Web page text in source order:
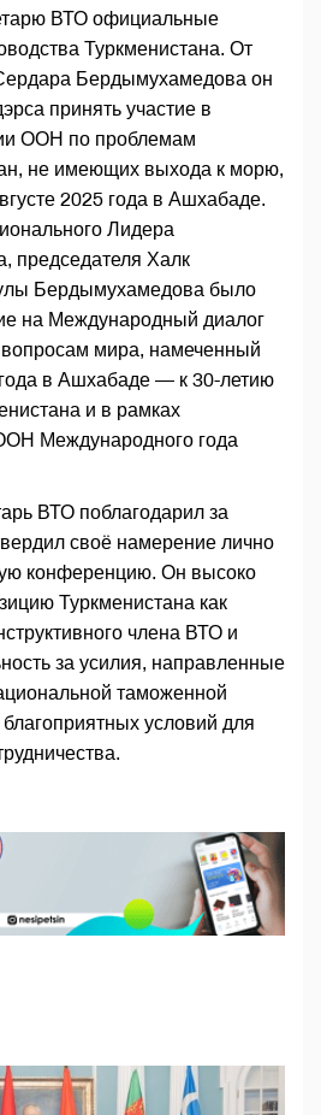
ВТО официальные
Туркменистана. От
Бердымухамедова он
принять участие в
ООН по проблемам
не имеющих выхода к морю,
2025 года в Ашхабаде.
Лидера
председателя Халк
Бердымухамедова было
на Международный диалог
мира, намеченный
в Ашхабаде — к 30-летию
и в рамках
Международного года
ВТО поблагодарил за
своё намерение лично
конференцию. Он высоко
Туркменистана как
члена ВТО и
за усилия, направленные
таможенной
условий для